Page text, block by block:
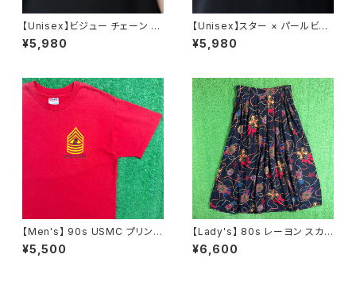
【Unisex】ビジュー チェーン ブ
レスレット / 古着 アクセサリー
N0737
¥5,980
【Unisex】スター × パールビー
ズ チャーム チェーン ブレスレッ
ト / 古着 アクセサリー N1109
¥5,980
【Men's】 90s USMC プリント
Tシャツ / アメリカ製 USA製 9
0年代 ティーシャツ T-Shirt 古
¥5,500
【Lady's】 80s レーヨン スカ
ーフ柄 スカート / 80年代 古着
レディース 総柄 2266
¥6,600